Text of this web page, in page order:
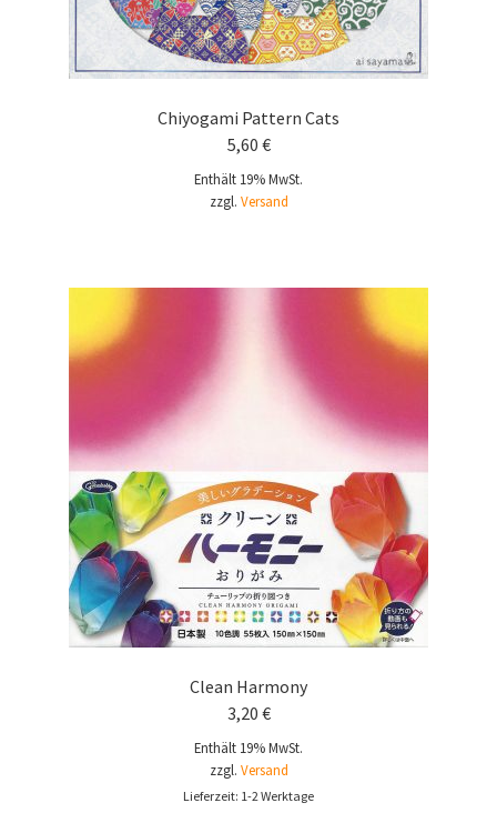
Chiyogami Pattern Cats
5,60 €
Enthält 19% MwSt.
zzgl. Versand
Clean Harmony
3,20 €
Enthält 19% MwSt.
zzgl. Versand
Lieferzeit: 1-2 Werktage